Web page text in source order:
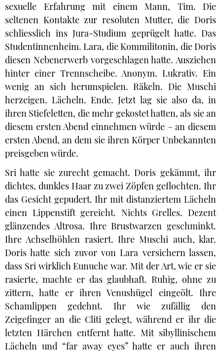
sexuelle Erfahrung mit einem Mann, Tim. Die
seltenen Kontakte zur resoluten Mutter, die Doris
schliesslich ins Jura-Studium geprügelt hatte. Das
Studentinnenheim. Lara, die Kommilitonin, die Doris
diesen Nebenerwerb vorgeschlagen hatte. Ausziehen
hinter einer Trennscheibe. Anonym. Lukrativ. Ein
wenig an sich herumspielen. Räkeln. Die Muschi
herzeigen. Lächeln. Ende. Jetzt lag sie also da, in
ihren Stiefeletten, die mehr gekostet hatten, als sie an
diesem ersten Abend einnehmen würde – an diesem
ersten Abend, an dem sie ihren Körper Unbekannten
preisgeben würde.
Sri hatte sie zurecht gemacht. Doris gekämmt, ihr
dichtes, dunkles Haar zu zwei Zöpfen geflochten. Ihr
das Gesicht gepudert. Ihr mit distanziertem Lächeln
einen Lippenstift gereicht. Nichts Grelles. Dezent
glänzendes Altrosa. Ihre Brustwarzen geschminkt.
Ihre Achselhöhlen rasiert. Ihre Muschi auch, klar.
Doris hatte sich zuvor von Lara versichern lassen,
dass Sri wirklich Eunuche war. Mit der Art, wie er sie
rasierte, machte er das glaubhaft. Ruhig, ohne zu
zittern, hatte er ihren Venushügel eingeölt. Ihre
Schamlippen gedehnt. Ihr wie zufällig den
Zeigefinger an die Cliti gelegt, während er ihr die
letzten Härchen entfernt hatte. Mit sibyllinischem
Lächeln und “far away eyes” hatte er auch ihren